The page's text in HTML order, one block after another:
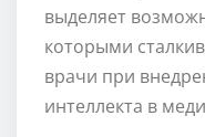
выделяет
которыми
врачи при
интеллекта в